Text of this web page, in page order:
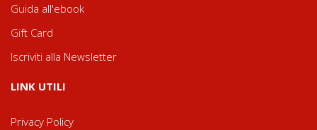
Guida all'ebook
Gift Card
Iscriviti alla Newsletter
LINK UTILI
Privacy Policy